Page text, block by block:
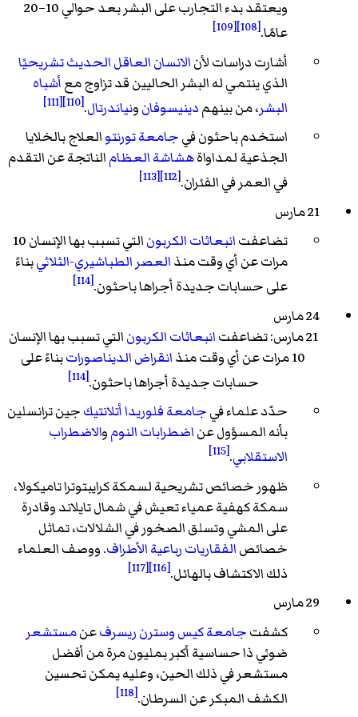
ويعتقد بدء التجارب على البشر بعد حوالي 10–20
عامًا.[108]
[109]
أشارت دراسات لأنالانسان العاقل الحديث تشريحيًا
الذي ينتمي له البشر الحاليين قد تزاوج معأشباه
البشر، من بينهمدينيسوفانونياندرتال.
[110]
[111]
استخدم باحثون فيجامعة تورنتوالعلاج بالخلايا
الجذعية لمداواةهشاشة العظامالناتجة عن التقدم
في العمر في الفئران.[112]
[113]
21 مارس
تضاعفتانبعاثات الكربون
التي تسبب بها الإنسان 10
مرات عن أي وقت منذالعصر الطباشيري-الثلاثيبناءً
على حسابات جديدة أجراها باحثون.[114]
24 مارس
21 مارس: تضاعفت
انبعاثات الكربونالتي تسبب بها الإنسان
10 مرات عن أي وقت منذ
انقراض الديناصوراتبناءً على
حسابات جديدة أجراها باحثون.[114]
حدّد علماء فيجامعة فلوريدا أتلانتيكجينترانسلين
بأنه المسؤول عناضطرابات النوموالاضطراب
الاستقلابي.
[115]
ظهور خصائص تشريحية لسمكة كرايبتوترا تاميكولا،
سمكة كهفية عمياء تعيش في شمال تايلاند وقادرة
على المشي وتسلق الصخور في الشلالات، تماثل
خصائصالفقارياترباعية الأطراف. ووصف العلماء
ذلك الاكتشاف بالهائل.[116]
[117]
29 مارس
كشفتجامعة كيس وسترن ريسرفعنمستشعر
ضوئي ذا حساسية أكبر بمليون مرة من أفضل
مستشعر في ذلك الحين، وعليه يمكن تحسين
الكشف المبكر عن السرطان.[118]